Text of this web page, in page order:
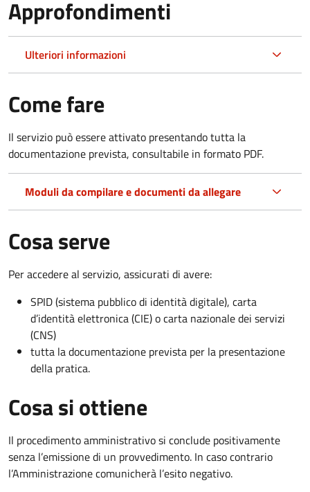
Approfondimenti
Ulteriori informazioni
Come fare
Il servizio può essere attivato presentando tutta la
documentazione prevista, consultabile in formato PDF.
Moduli da compilare e documenti da allegare
Cosa serve
Per accedere al servizio, assicurati di avere:
SPID (sistema pubblico di identità digitale), carta
d’identità elettronica (CIE) o carta nazionale dei servizi
(CNS)
tutta la documentazione prevista per la presentazione
della pratica.
Cosa si ottiene
Il procedimento amministrativo si conclude positivamente
senza l’emissione di un provvedimento. In caso contrario
l’Amministrazione comunicherà l’esito negativo.